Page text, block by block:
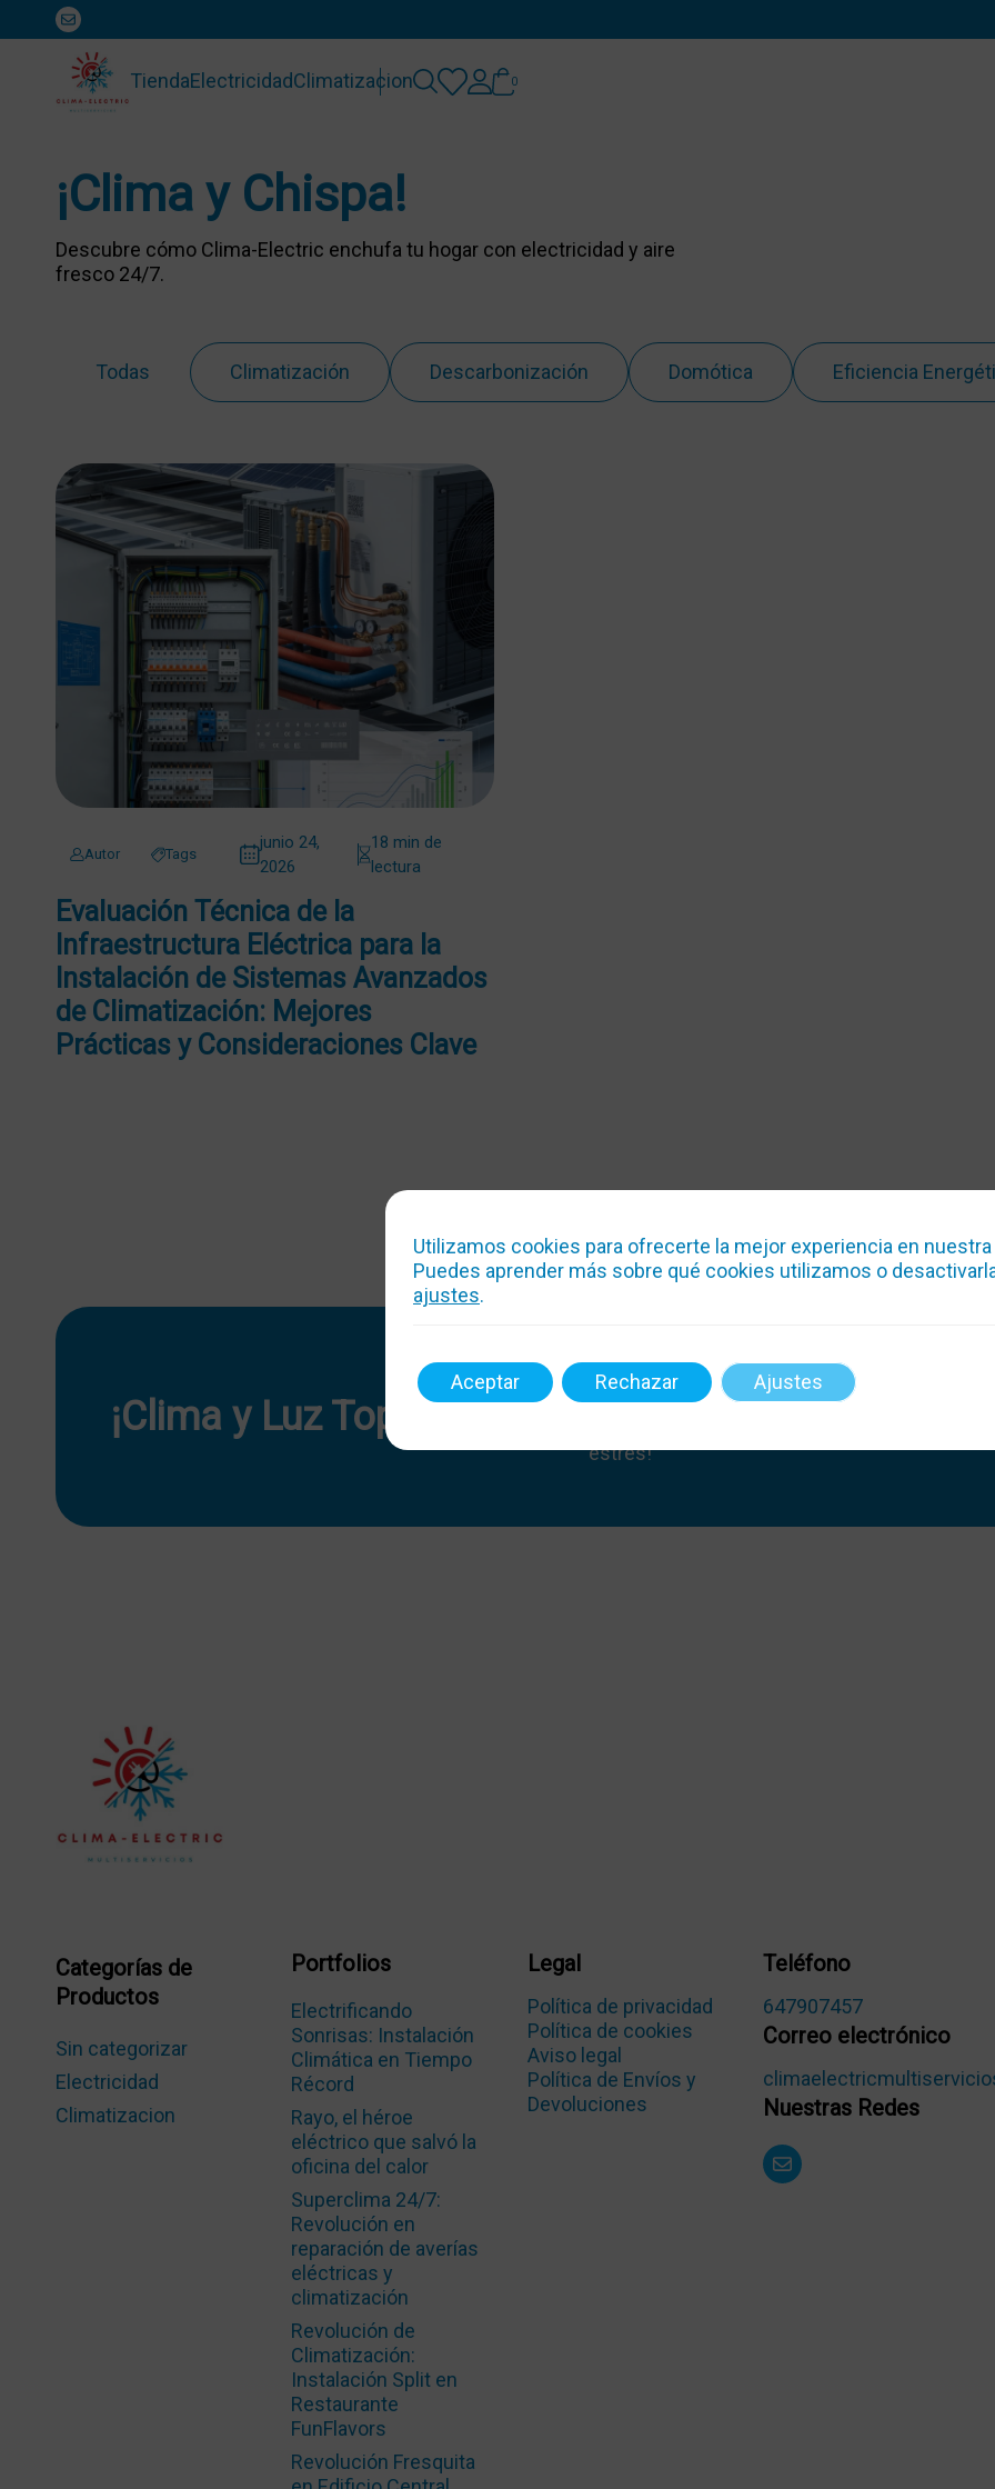
TiendaElectricidadClimatizacion 0
¡Clima y Chispa!
Descubre cómo Clima-Electric enchufa tu hogar con electricidad y aire
fresco 24/7.
Todas Climatización Descarbonización Domótica Eficiencia
Autor Tags
junio 24,
2026
18 min de
lectura
Evaluación Técnica de la
Infraestructura Eléctrica para la
Instalación de Sistemas Avanzados
de Climatización: Mejores
Prácticas y Consideraciones Clave
¡Clima y Luz Top!
¿Electricidad o climatización? ¡Confía en Clima-
Electric! Atendemos 24h, hacemos magia con
estrés!
Categorías de
Productos
Sin categorizar
Electricidad
Climatizacion
Portfolios
Electrificando
Sonrisas: Instalación
Climática en Tiempo
Récord
Rayo, el héroe
eléctrico que salvó la
oficina del calor
Superclima 24/7:
Revolución en
reparación de averías
eléctricas y
climatización
Revolución de
Climatización:
Instalación Split en
Restaurante
FunFlavors
Revolución Fresquita
Legal
Política de privacidad
Política de cookies
Aviso legal
Política de Envíos y
Devoluciones
Teléfono
647907457
Correo electrónico
Nuestras Redes
Utilizamos cookies para ofrecerte la mejor experiencia en nuestra
Puedes aprender más sobre qué cookies utilizamos o
ajustes.
Aceptar Rechazar Ajustes